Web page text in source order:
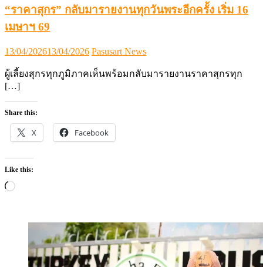
“ราคาสุกร” กลับมารายงานทุกวันพระอีกครั้ง เริ่ม 16
เมษาฯ 69
Posted
13/04/202613/04/2026 Author
Pasusart News
ผู้เลี้ยงสุกรทุกภูมิภาคเห็นพร้อมกลับมารายงานราคาสุกรทุก
[…]
Share this:
X Facebook
Like this:
Loading…